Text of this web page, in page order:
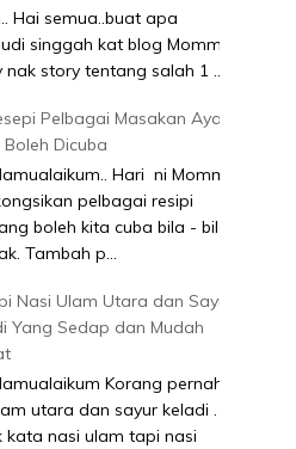
Hai semua..buat apa
singgah kat blog Mommy.
nak story tentang salah 1 ...
Pelbagai Masakan Ayam
Boleh Dicuba
Hari ni Mommy
pelbagai resipi
boleh kita cuba bila - bila
Tambah p...
Nasi Ulam Utara dan Sayur
Yang Sedap dan Mudah
Korang pernah
utara dan sayur keladi .
kata nasi ulam tapi nasi